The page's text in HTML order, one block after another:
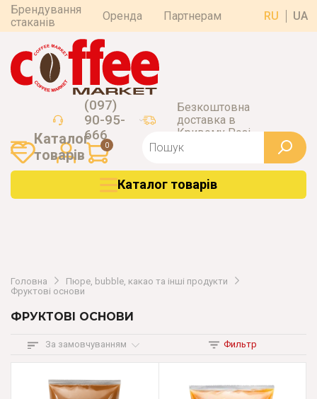
Брендування
стаканів
Оренда Партнерам RU UA
(097)
90-95-
666
Безкоштовна
доставка в
Кривому Розі
0
Каталог
товарiв
Каталог товарiв
Головна
Пюре, bubble, какао та інші продукти
Фруктові основи
ФРУКТОВІ ОСНОВИ
За замовчуванням Фильтр